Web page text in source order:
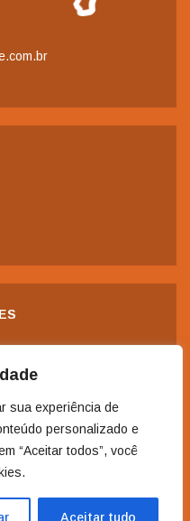
sua experiência de
personalizado e
“Aceitar todos”, você
Aceitar tudo